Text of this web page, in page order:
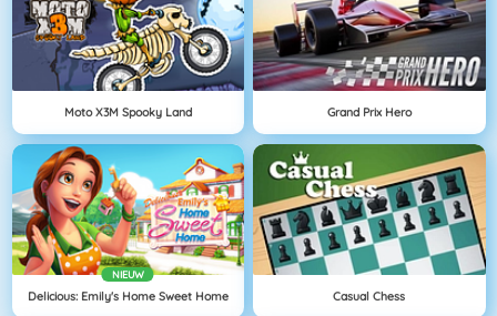
Moto X3M Spooky Land Grand Prix Hero
NIEUW
Delicious: Emily's Home Sweet Home Casual Chess